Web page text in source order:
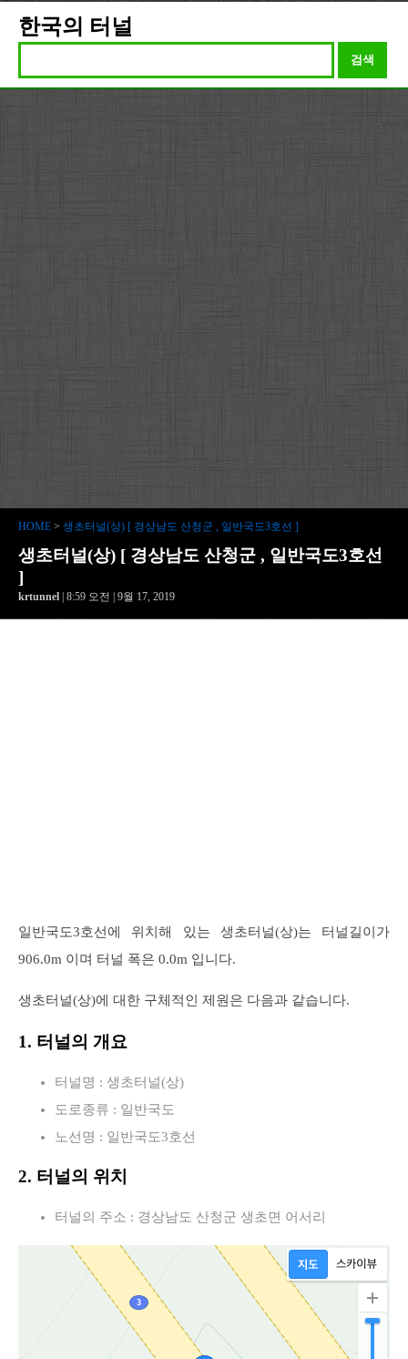
한국의 터널
검색
HOME > 생초터널(상) [ 경상남도 산청군 , 일반국도3호선 ]
생초터널(상) [ 경상남도 산청군 , 일반국도3호선
]
krtunnel | 8:59 오전 | 9월 17, 2019
일반국도3호선에 위치해 있는 생초터널(상)는 터널길이가
906.0m 이며 터널 폭은 0.0m 입니다.
생초터널(상)에 대한 구체적인 제원은 다음과 같습니다.
1. 터널의 개요
터널명 : 생초터널(상)
도로종류 : 일반국도
노선명 : 일반국도3호선
2. 터널의 위치
터널의 주소 : 경상남도 산청군 생초면 어서리